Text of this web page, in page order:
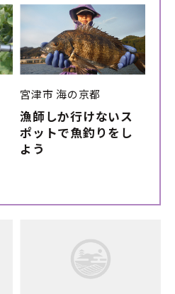
宮津市海の京都
漁師しか行けないス
ポットで魚釣りをし
よう